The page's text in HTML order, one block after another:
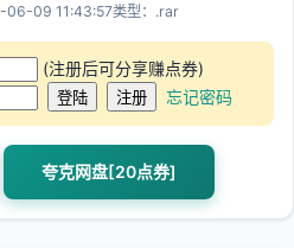
06-09 11:43:57类型：.rar
(注册后可分享赚点券)
忘记密码
夸克网盘[20点券]